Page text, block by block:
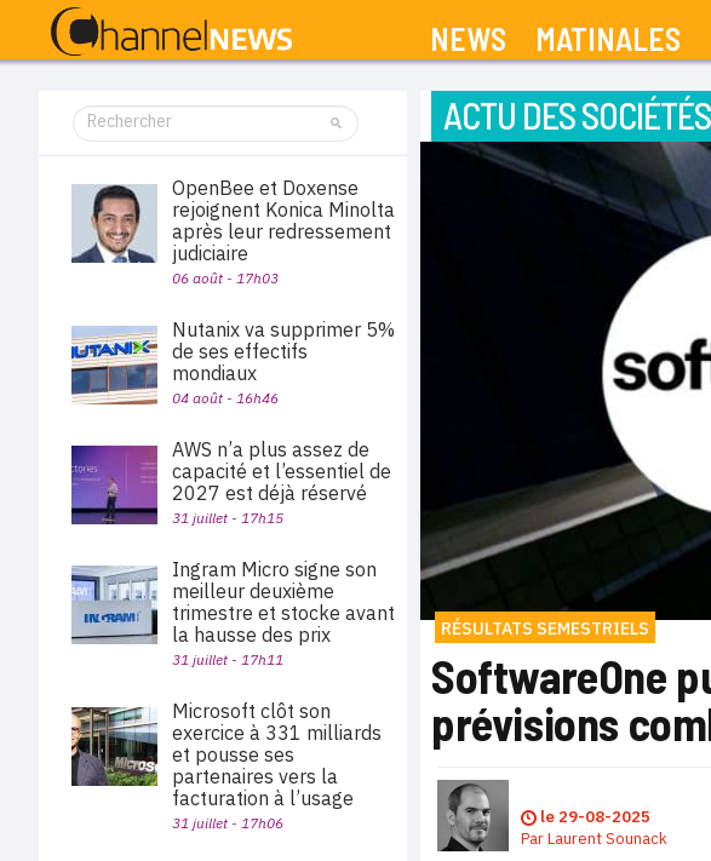
NEWS MATINALES
ACTU DES SOCIÉTÉS
RÉSULTATS SEMESTRIELS
SoftwareOne
prévisions
le 29-08-2025
ParLaurent Sounack
OpenBee et Doxense
rejoignent Konica Minolta
après leur redressement
judiciaire
06 août - 17h03
Nutanix va supprimer 5%
de ses effectifs
mondiaux
04 août - 16h46
AWS n’a plus assez de
capacité et l’essentiel de
2027 est déjà réservé
31 juillet - 17h15
Ingram Micro signe son
meilleur deuxième
trimestre et stocke avant
la hausse des prix
31 juillet - 17h11
Microsoft clôt son
exercice à 331 milliards
et pousse ses
partenaires vers la
facturation à l’usage
31 juillet - 17h06